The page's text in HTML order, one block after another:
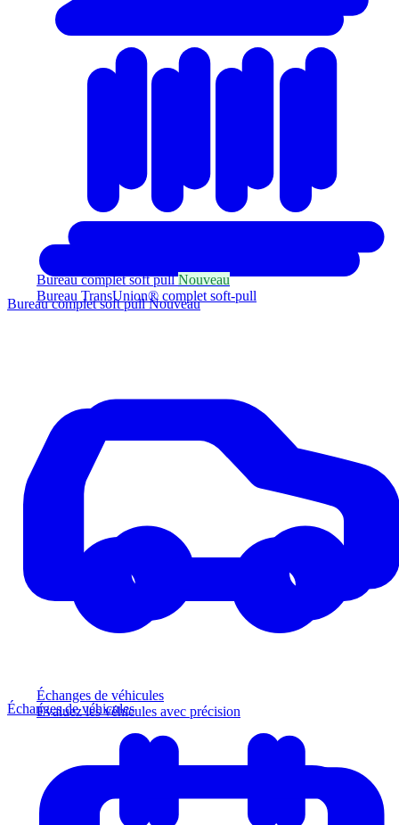
Bureau complet soft pullNouveau
Bureau TransUnion® complet soft-pull
Échanges de véhicules
Évaluez les véhicules avec précision
Bureau complet soft pullNouveau
Échanges de véhicules